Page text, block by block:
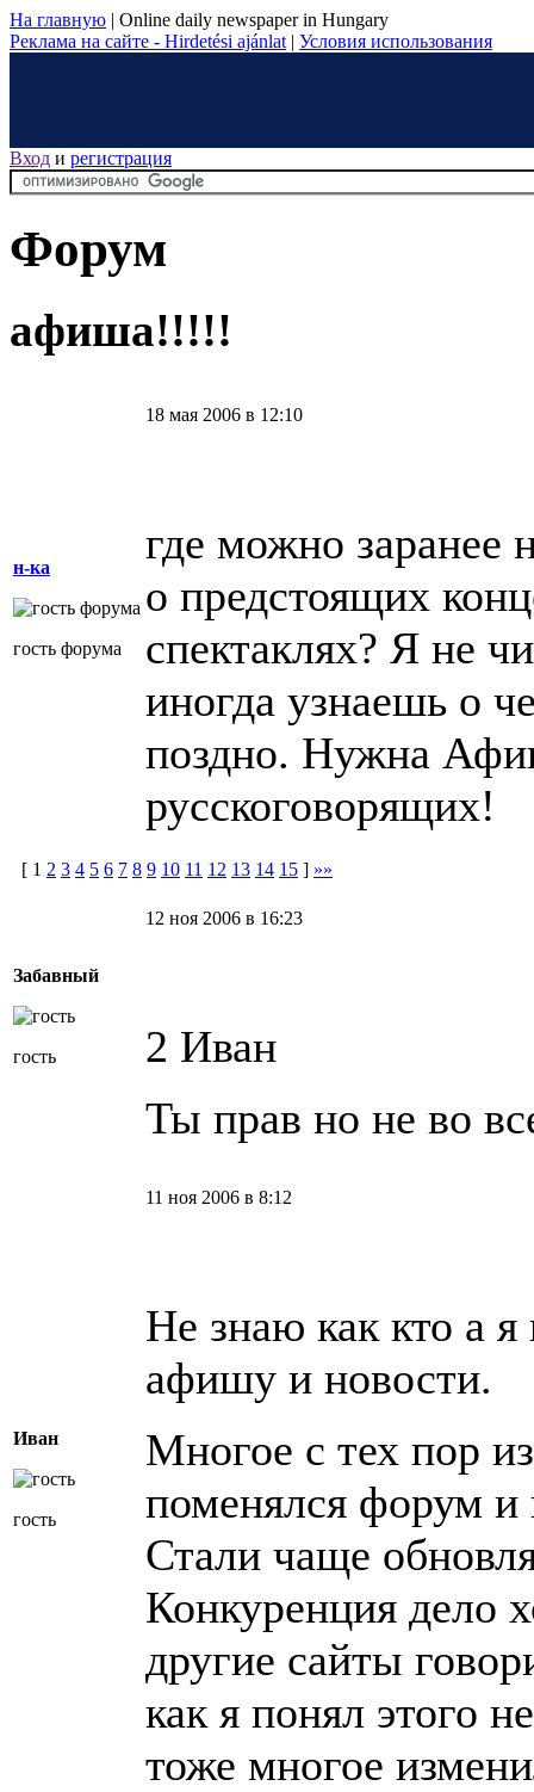
На главную | Online daily newspaper in Hungary
Реклама на сайте - Hirdetési ajánlat | Условия использования
Вход и регистрация
Форум
афиша!!!!!
н-ка
гость форума
18 мая 2006 в 12:10
где можно
о предстоящих
спектаклях? Я не
иногда узнаешь о
поздно. Нужна
русскоговорящих!
[ 1 2 3 4 5 6 7 8 9 10 11 12 13 14 15 ] »»
Забавный
гость
12 ноя 2006 в 16:23
2 Иван
Ты прав но не во
Иван
гость
11 ноя 2006 в 8:12
Не знаю как кто а я
афишу и новости.
Многое с тех пор
поменялся форум
Стали чаще
Конкуренция дело
другие сайты
как я понял этого
тоже многое